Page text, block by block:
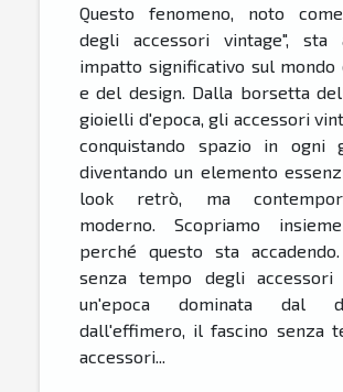
Questo fenomeno, noto
degli accessori vintage", sta
impatto significativo sul mondo
e del design. Dalla borsetta
gioielli d'epoca, gli accessori
conquistando spazio in ogni
diventando un elemento
look retrò, ma
moderno. Scopriamo
perché questo sta
senza tempo degli
un'epoca dominata dal
dall'effimero, il fascino senza
accessori...